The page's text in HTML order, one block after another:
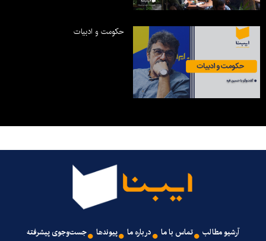
حکومت و ادبیات
آرشیو مطالب تماس با ما درباره ما پیوندها جست‌وجوی پیشرفته